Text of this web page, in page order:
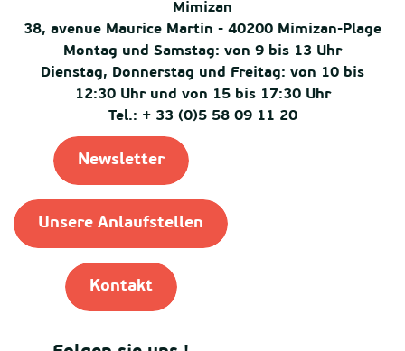
Mimizan
38, avenue Maurice Martin - 40200 Mimizan-Plage
Montag und Samstag: von 9 bis 13 Uhr
Dienstag, Donnerstag und Freitag: von 10 bis
12:30 Uhr und von 15 bis 17:30 Uhr
Tel.: + 33 (0)5 58 09 11 20
Newsletter
Unsere Anlaufstellen
Kontakt